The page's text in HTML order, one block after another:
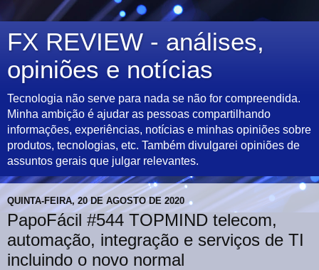
FX REVIEW - análises,
opiniões e notícias
Tecnologia não serve para nada se não for compreendida.
Minha ambição é ajudar as pessoas compartilhando
informações, experiências, notícias e minhas opiniões sobre
produtos, tecnologias, etc. Também divulgarei opiniões de
assuntos gerais que julgar relevantes.
QUINTA-FEIRA, 20 DE AGOSTO DE 2020
PapoFácil #544 TOPMIND telecom,
automação, integração e serviços de TI
incluindo o novo normal